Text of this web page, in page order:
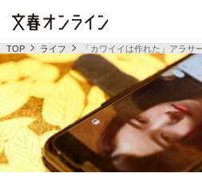
TOP ライフ 「カワイイは作れた」アラ